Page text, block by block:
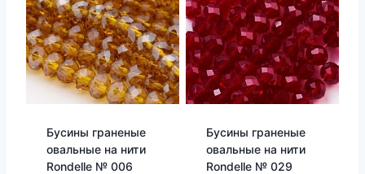
Бусины граненые
овальные на нити
Rondelle № 006
Бусины граненые
овальные на нити
Rondelle № 029